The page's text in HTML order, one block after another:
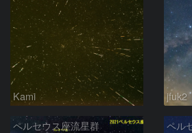
Kami jfuk2
ペルセウス座流星群 ペル